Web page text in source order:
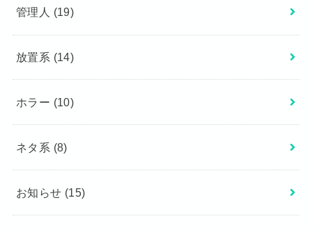
管理人 (19)
放置系 (14)
ホラー (10)
ネタ系 (8)
お知らせ (15)